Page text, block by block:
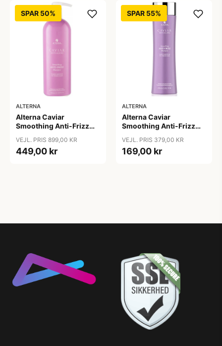
SPAR 50%
ALTERNA
Alterna Caviar
Smoothing Anti-Frizz
VEJL. PRIS 899,00 KR
449,00 kr
SPAR 55%
ALTERNA
Alterna Caviar
Smoothing Anti-Frizz
VEJL. PRIS 379,00 KR
169,00 kr